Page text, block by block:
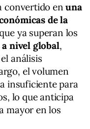
convertido enuna
de la
ya superan los
nivel global,
análisis
el volumen
insuficiente para
lo que anticipa
mayor en los